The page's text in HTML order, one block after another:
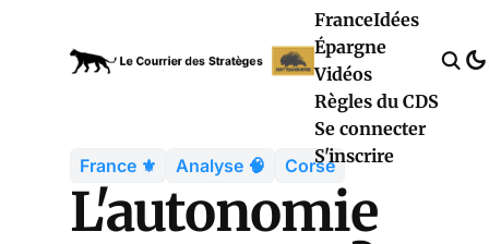
FranceIdées
Épargne
Vidéos
Règles du CDS
Se connecter
S'inscrire
France ⚜️ Analyse 🧠 Corse
L'autonomie